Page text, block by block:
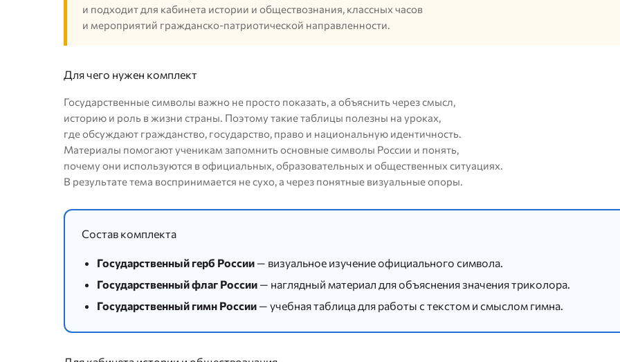
и подходит для кабинета истории и обществознания, классных часов
и мероприятий гражданско-патриотической направленности.
Для чего нужен комплект
Государственные символы важно не просто показать, а объяснить через смысл,
историю и роль в жизни страны. Поэтому такие таблицы полезны на уроках,
где обсуждают гражданство, государство, право и национальную идентичность.
Материалы помогают ученикам запомнить основные символы России и понять,
почему они используются в официальных, образовательных и общественных ситуациях.
В результате тема воспринимается не сухо, а через понятные визуальные опоры.
Состав комплекта
Государственный герб России — визуальное изучение официального символа.
Государственный флаг России — наглядный материал для объяснения значения триколора.
Государственный гимн России — учебная таблица для работы с текстом и смыслом гимна.